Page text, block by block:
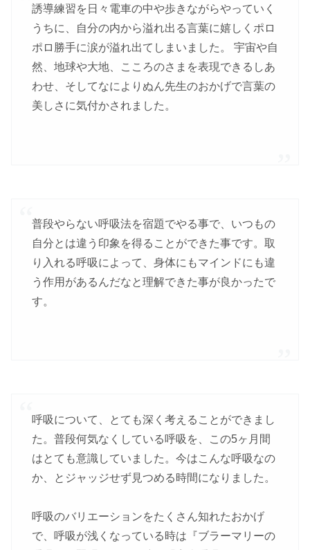
誘導練習を日々電車の中や歩きながらやっていく
うちに、自分の内から溢れ出る言葉に嬉しくポロ
ポロ勝手に涙が溢れ出てしまいました。 宇宙や自
然、地球や大地、こころのさまを表現できるしあ
わせ、そしてなによりぬん先生のおかげで言葉の
美しさに気付かされました。
普段やらない呼吸法を宿題でやる事で、いつもの
自分とは違う印象を得ることができた事です。取
り入れる呼吸によって、身体にもマインドにも違
う作用があるんだなと理解できた事が良かったで
す。
呼吸について、とても深く考えることができまし
た。普段何気なくしている呼吸を、この5ヶ月間
はとても意識していました。今はこんな呼吸なの
か、とジャッジせず見つめる時間になりました。
呼吸のバリエーションをたくさん知れたおかげ
で、呼吸が浅くなっている時は『ブラーマリーの